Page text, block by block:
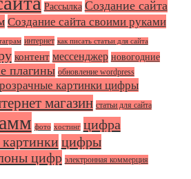
Рассылка Создание сайта
Создание сайта своими руками
интернет как писать статьи для сайта
контент мессенджер новогодние
плагины обновление wordpress
картинки цифры
магазин статьи для сайта
фото хостинг цифра
цифры
цифр электронная коммерция